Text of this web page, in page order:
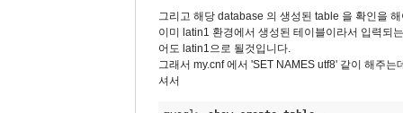
그리고 해당 database 의 생성된 table 을 확인을
이미 latin1 환경에서 생성된 테이블이라서 입력되
어도 latin1으로 될것입니다.
그래서 my.cnf 에서 'SET NAMES utf8' 같이 해주
셔서